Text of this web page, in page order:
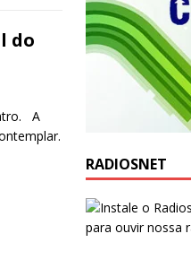
do
A
RADIOSNET